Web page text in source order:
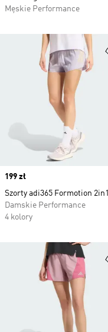
Męskie Performance
Price
199 zł
Szorty adi365 Formotion 2in1
Damskie Performance
4 kolory